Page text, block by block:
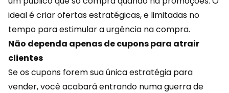
ideal é criar ofertas estratégicas, e limitadas no
tempo para estimular a urgência na compra.
Não dependa apenas de cupons para atrair
clientes
Se os cupons forem sua únicaestratégia para
vender, você acabará entrando numa guerra de